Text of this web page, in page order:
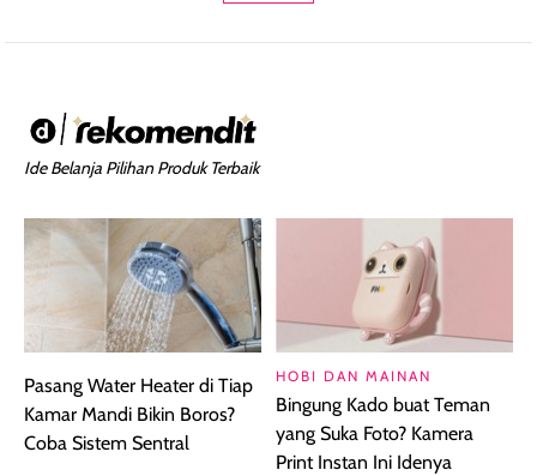
Ide Belanja Pilihan Produk Terbaik
Pasang Water Heater di Tiap
Kamar Mandi Bikin Boros?
Coba Sistem Sentral
HOBI DAN MAINAN
Bingung Kado buat Teman
yang Suka Foto? Kamera
Print Instan Ini Idenya